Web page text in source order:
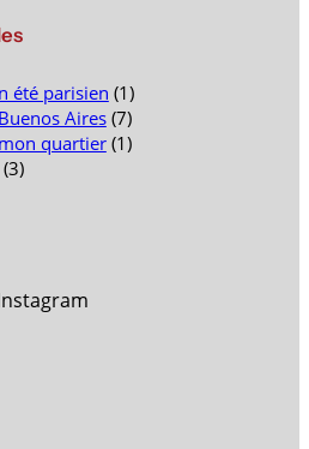
été parisien (1)
Aires(7)
quartier(1)
(3)